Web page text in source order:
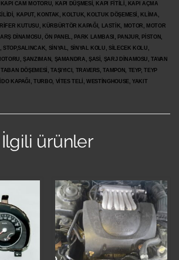
CAM MOTORU, KAPI DÜŞMESİ, KAPI FİTİLİ, KAPI AÇMA
KAPUT, KONTAK, KOLTUK, KOLTUK DÖŞEMESİ, KLİMA,
KUTUSU, KÜRBÜRTÖR KAPAĞI, LASTİK, MOTOR, MOTOR
DİNAMOSU, ÖN PANEL, PARK LAMBASI, PANJUR, PİSTON,
STOP,SALINCAK, SİNYAL, SİNYAL KOLU, SİLECEK KOLU,
ŞANZIMAN, ŞAMANDRA, ŞASİ, ŞARJ DİNAMOSU, TAVAN
DÖŞEMESİ, TAŞIYICI, TRAVERS, TAMPON, TEYP, TEYP
KAPAĞI, TURBO, VİTES TELİ, WESTİNGHOUSE, YAKIT
İlgili ürünler